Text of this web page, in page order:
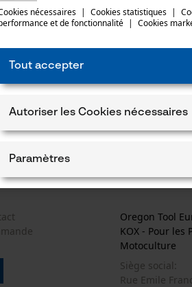
posées
frais de livraison
Oregon Tool
KOX - Pour les
Motoculture
Siège social:
Rue Emile
nécessaires | Cookies statistiques |
et de fonctionnalité | Cookies
Tout accepter
Autoriser les Cookies nécessaires
Paramètres
Cookies nécessaires